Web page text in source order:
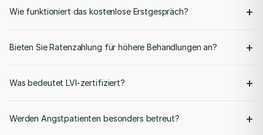
Wie funktioniert das kostenlose Erstgespräch? +
Bieten Sie Ratenzahlung für höhere Behandlungen an? +
Was bedeutet LVI-zertifiziert? +
Werden Angstpatienten besonders betreut? +